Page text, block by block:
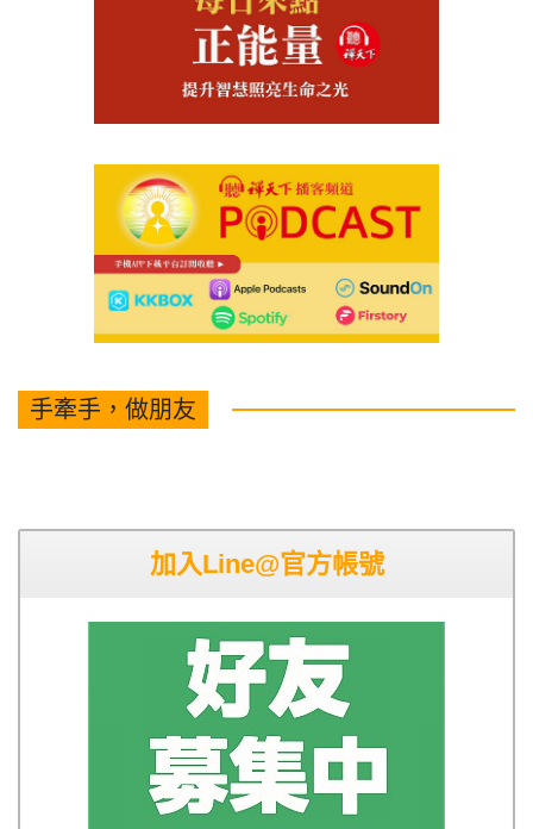
手牽手，做朋友
加入Line@官方帳號